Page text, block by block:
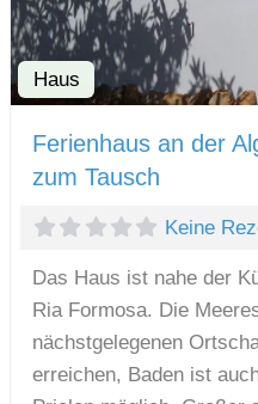
Haus
Ferienhaus an der
zum Tausch
Keine
Das Haus ist nahe der
Ria Formosa. Die
nächstgelegenen
erreichen, Baden ist